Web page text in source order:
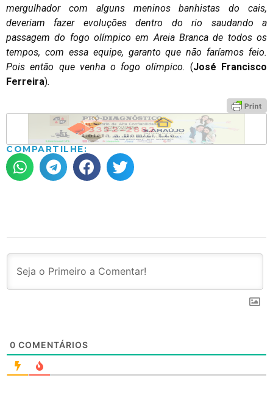
mergulhador com alguns meninos banhistas do cais,
deveriam fazer evoluções dentro do rio saudando a
passagem do fogo olímpico em Areia Branca de todos os
tempos, com essa equipe, garanto que não faríamos feio.
Pois então que venha o fogo olímpico. (José Francisco
Ferreira).
COMPARTILHE:
0 COMENTÁRIOS